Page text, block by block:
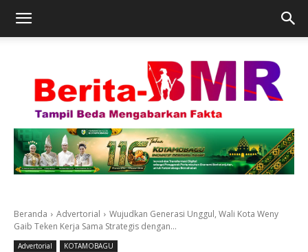
Beranda Advertorial
Wujudkan Generasi Unggul, Wali Kota Weny
Gaib Teken Kerja Sama Strategis dengan...
Advertorial KOTAMOBAGU